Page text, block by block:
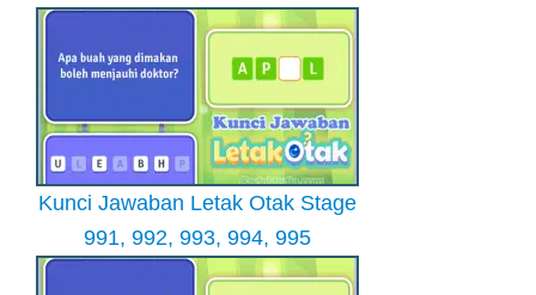
Kunci Jawaban Letak Otak Stage
991, 992, 993, 994, 995